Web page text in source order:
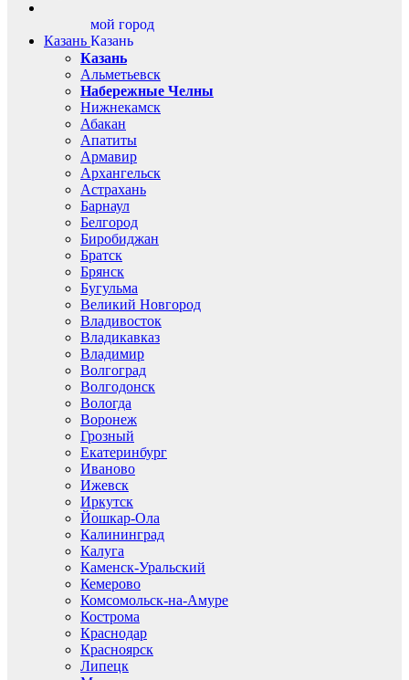
Казань
мой город
Казань
Казань
Альметьевск
Набережные Челны
Нижнекамск
Абакан
Апатиты
Армавир
Архангельск
Астрахань
Барнаул
Белгород
Биробиджан
Братск
Брянск
Бугульма
Великий Новгород
Владивосток
Владикавказ
Владимир
Волгоград
Волгодонск
Вологда
Воронеж
Грозный
Екатеринбург
Иваново
Ижевск
Иркутск
Йошкар-Ола
Калининград
Калуга
Каменск-Уральский
Кемерово
Комсомольск-на-Амуре
Кострома
Краснодар
Красноярск
Липецк